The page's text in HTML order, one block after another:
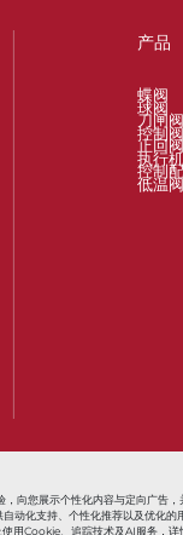
向您展示个性化内容与定向广告
化支持、个性化推荐以及优化的
用Cookie、追踪技术及AI服务，详
产品
蝶阀
球阀
刀闸阀
控制阀
止回阀
执行
控制
低温阀